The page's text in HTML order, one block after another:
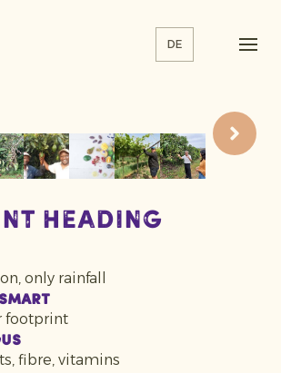
DE
heading
only rainfall
footprint
fibre, vitamins